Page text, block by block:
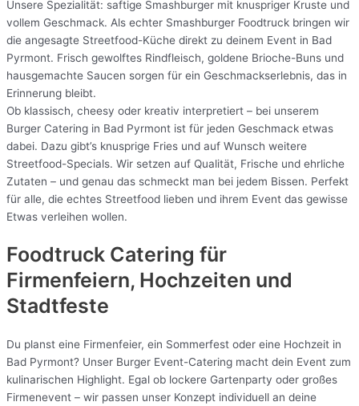
Unsere Spezialität: saftige Smashburger mit knuspriger Kruste und
vollem Geschmack. Als echter Smashburger Foodtruck bringen wir
die angesagte Streetfood-Küche direkt zu deinem Event in Bad
Pyrmont. Frisch gewolftes Rindfleisch, goldene Brioche-Buns und
hausgemachte Saucen sorgen für ein Geschmackserlebnis, das in
Erinnerung bleibt.
Ob klassisch, cheesy oder kreativ interpretiert – bei unserem
Burger Catering in Bad Pyrmont ist für jeden Geschmack etwas
dabei. Dazu gibt’s knusprige Fries und auf Wunsch weitere
Streetfood-Specials. Wir setzen auf Qualität, Frische und ehrliche
Zutaten – und genau das schmeckt man bei jedem Bissen. Perfekt
für alle, die echtes Streetfood lieben und ihrem Event das gewisse
Etwas verleihen wollen.
Foodtruck Catering für
Firmenfeiern, Hochzeiten und
Stadtfeste
Du planst eine Firmenfeier, ein Sommerfest oder eine Hochzeit in
Bad Pyrmont? Unser Burger Event-Catering macht dein Event zum
kulinarischen Highlight. Egal ob lockere Gartenparty oder großes
Firmenevent – wir passen unser Konzept individuell an deine